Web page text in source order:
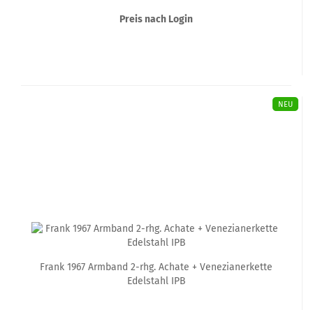
Preis nach Login
NEU
Frank 1967 Armband 2-rhg. Achate + Venezianerkette
Edelstahl IPB